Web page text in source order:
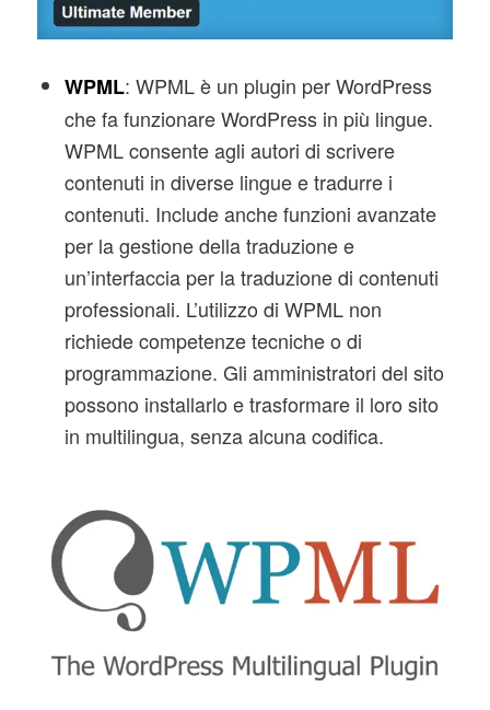
WPML: WPML è un plugin per WordPress
che fa funzionare WordPress in più lingue.
WPML consente agli autori di scrivere
contenuti in diverse lingue e tradurre i
contenuti. Include anche funzioni avanzate
per la gestione della traduzione e
un’interfaccia per la traduzione di contenuti
professionali. L’utilizzo di WPML non
richiede competenze tecniche o di
programmazione. Gli amministratori del sito
possono installarlo e trasformare il loro sito
in multilingua, senza alcuna codifica.